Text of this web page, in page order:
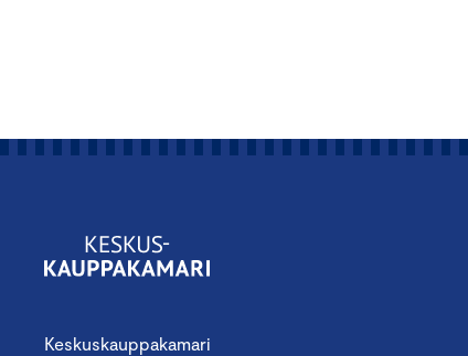
Keskuskauppakamari